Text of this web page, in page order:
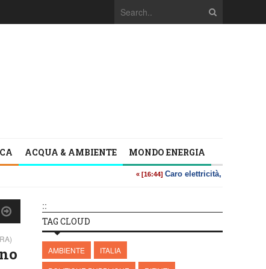
ACQUA & AMBIENTE MONDO ENERGIA
::
TAG CLOUD
AMBIENTE
ITALIA